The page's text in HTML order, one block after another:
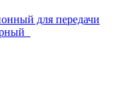
для передачи